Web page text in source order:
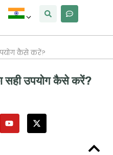
कैसे करें?
सही उपयोग कैसे करें?